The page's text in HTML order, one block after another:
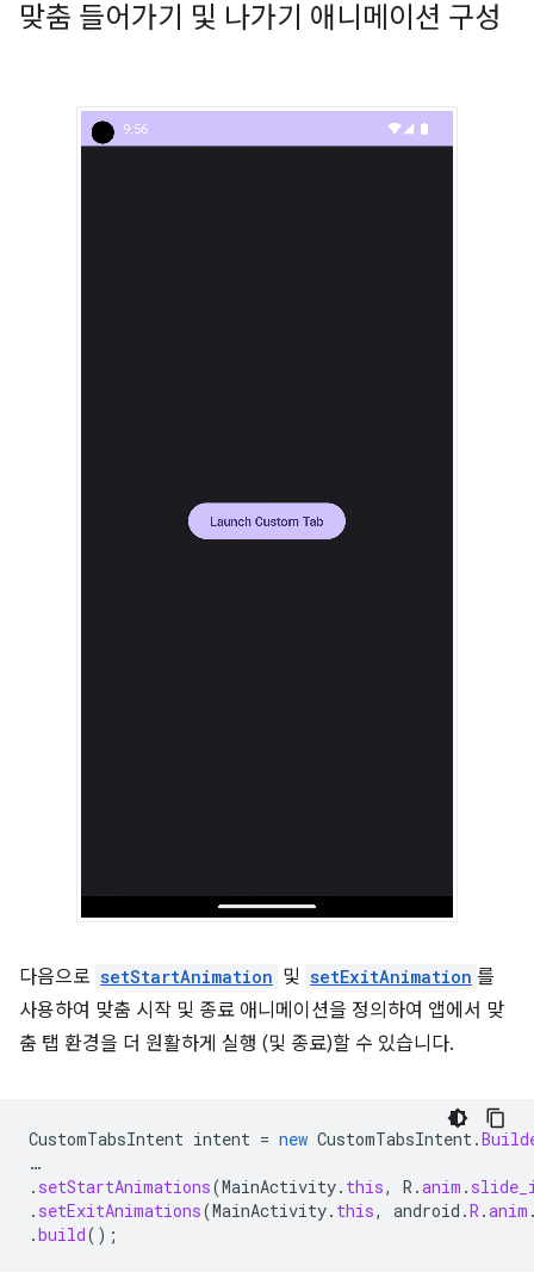
맞춤 들어가기 및 나가기 애니메이션 구성
다음으로 setStartAnimation 및 setExitAnimation 를
사용하여 맞춤 시작 및 종료 애니메이션을 정의하여 앱에서 맞
춤 탭 환경을 더 원활하게 실행 (및 종료)할 수 있습니다.
CustomTabsIntent intent = new CustomTabsIntent.
…
. setStartAnimations(MainActivity. this, R .anim .
. setExitAnimations(MainActivity. this, android .R .anim
.build();